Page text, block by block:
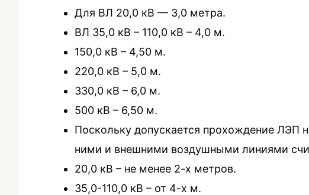
Для ВЛ 20,0 кВ — 3,0 метра.
ВЛ 35,0 кВ – 110,0 кВ – 4,0 м.
150,0 кВ – 4,50 м.
220,0 кВ – 5,0 м.
330,0 кВ – 6,0 м.
500 кВ – 6,50 м.
Поскольку допускается прохождение ЛЭП
ними и внешними воздушными линиями
20,0 кВ – не менее 2-х метров.
35,0-110,0 кВ – от 4-х м.